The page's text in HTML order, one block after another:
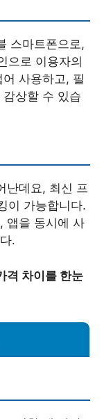
스마트폰으로,
으로 이용자의
사용하고, 필
상할 수 있습
난데요, 최신 프
이 가능합니다.
앱을 동시에 사
.
격 차이를 한눈